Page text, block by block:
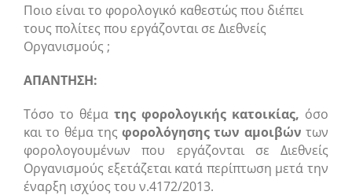
Ποιο είναι το φορολογικό καθεστώς που διέπει
τους πολίτες που εργάζονται σε Διεθνείς
Οργανισμούς ;
ΑΠΑΝΤΗΣΗ:
Τόσο το θέμα της φορολογικής κατοικίας, όσο
και το θέμα τηςφορολόγησης των αμοιβών των
φορολογουμένων που εργάζονται σε Διεθνείς
Οργανισμούς εξετάζεται κατά περίπτωση μετά την
έναρξη ισχύος του ν.4172/2013.